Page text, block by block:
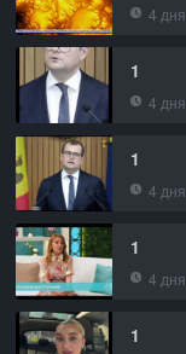
4
1
4
1
4
1
4
1